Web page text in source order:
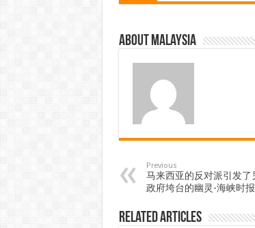
About Malaysia
Previous
马来西亚的反对派引发了
政府垮台的幽灵-海峡时报
Related Articles